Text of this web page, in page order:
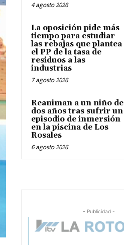
4 agosto 2026
La oposición pide más
tiempo para estudiar
las rebajas que plantea
el PP de la tasa de
residuos a las
industrias
7 agosto 2026
Reaniman a un niño de
dos años tras sufrir un
episodio de inmersión
en la piscina de Los
Rosales
6 agosto 2026
- Publicidad -